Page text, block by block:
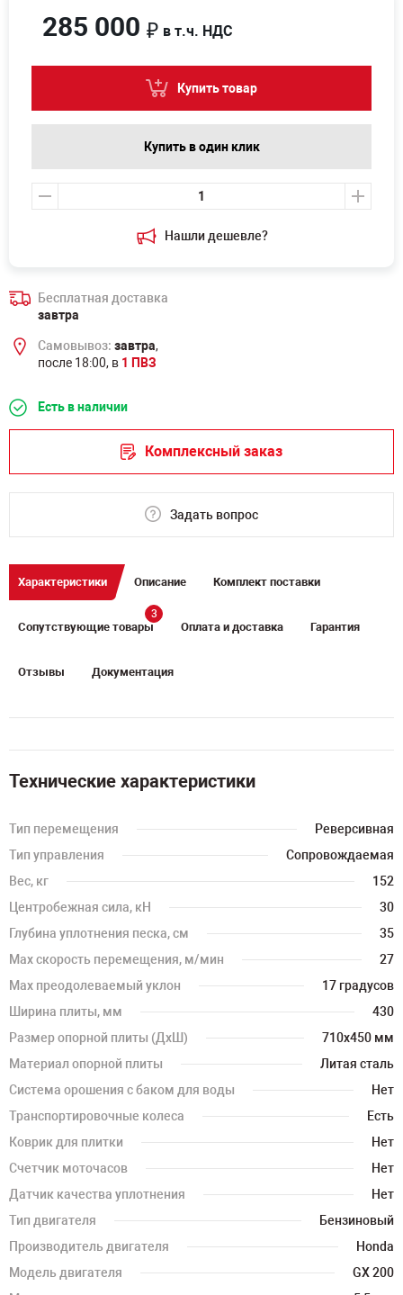
Нашли дешевле?
285 000 ₽ в т.ч. НДС
Купить товар
Купить в один клик
Бесплатная доставка
завтра
Самовывоз: завтра,
после 18:00, в 1 ПВЗ
Есть в наличии
Комплексный заказ
Задать вопрос
Характеристики Описание Комплект поставки
Сопутствующие товары
3
Оплата и доставка Гарантия
Отзывы Документация
Технические характеристики
Тип перемещения
Реверсивная
Тип управления
Сопровождаемая
Вес, кг
152
Центробежная сила, кН
30
Глубина уплотнения песка, см
35
Max скорость перемещения, м/мин
27
Max преодолеваемый уклон
17 градусов
Ширина плиты, мм
430
Размер опорной плиты (ДхШ)
710х450 мм
Материал опорной плиты
Литая сталь
Система орошения с баком для воды
Нет
Транспортировочные колеса
Есть
Коврик для плитки
Нет
Счетчик моточасов
Нет
Датчик качества уплотнения
Нет
Тип двигателя
Бензиновый
Производитель двигателя
Honda
Модель двигателя
GX 200